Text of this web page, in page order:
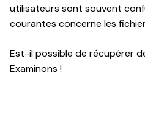
utilisateurs sont souvent
courantes concerne les
Est-il possible de récupérer
Examinons !